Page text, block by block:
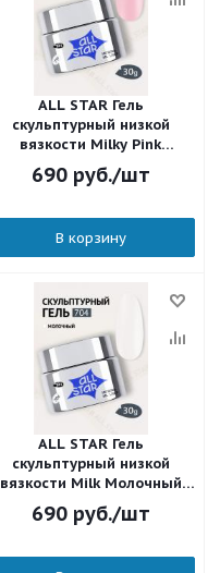
ALL STAR Гель
скульптурный низкой
вязкости Milky Pink
Молочно-розовый 711 30
мл.
690руб./шт
В корзину
ALL STAR Гель
скульптурный низкой
вязкости Milk Молочный
704 30 мл.
690руб./шт